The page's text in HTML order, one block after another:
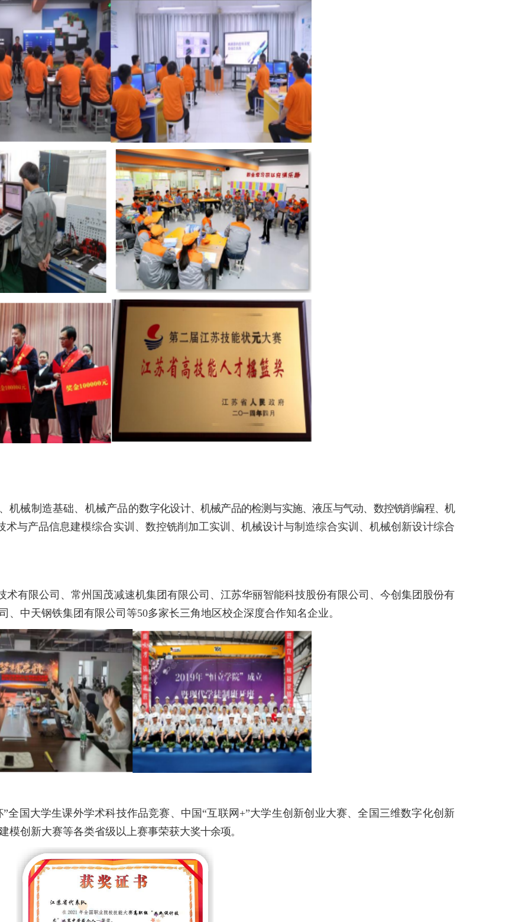
机械制造基础、机械产品的数字化设计、机械产品的检测与实施、液压与气动、数控铣削编程、机
术与产品信息建模综合实训、数控铣削加工实训、机械设计与制造综合实训、机械创新设计综合
术有限公司 、常州国茂减速机集团有限公司、江苏华丽智能科技股份有限公司、今创集团股份有
、中天钢铁集团有限公司等50多家长三角地区校企深度合作知名企业。
”全国大学生课外学术科技作品竞赛、中国 “互联网+”大学生创新创业大赛、全国三维数字化创新
模创新大赛等各类省级以上赛事荣获大奖十余项。